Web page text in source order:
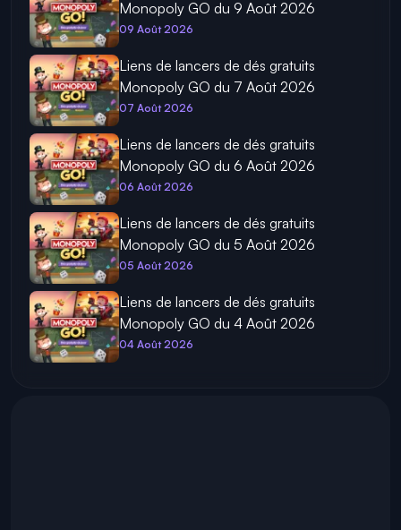
Monopoly GO du 9 Août 2026
09 Août 2026
Liens de lancers de dés gratuits
Monopoly GO du 7 Août 2026
07 Août 2026
Liens de lancers de dés gratuits
Monopoly GO du 6 Août 2026
06 Août 2026
Liens de lancers de dés gratuits
Monopoly GO du 5 Août 2026
05 Août 2026
Liens de lancers de dés gratuits
Monopoly GO du 4 Août 2026
04 Août 2026